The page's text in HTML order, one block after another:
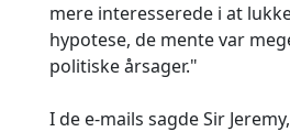
mere interesserede i at
hypotese, de mente var
politiske årsager."
I de e-mails sagde Sir